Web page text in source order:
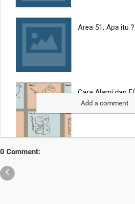
Add a comment
0 Comment:
